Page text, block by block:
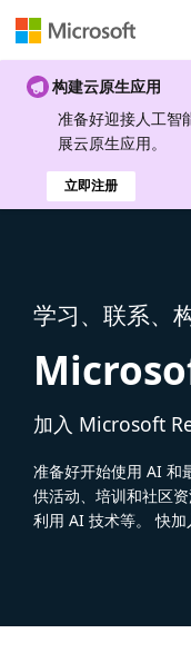
构建云原生应用
准备好迎接人工智
展云原生应用。
立即注册
学习、联系、
加入 Microsoft
准备好开始使用 AI
供活动、培训和社区
利用 AI 技术等。 快加